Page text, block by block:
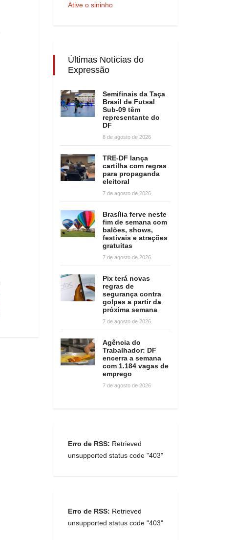
Ative o sininho
Últimas Notícias do
Expressão
Semifinais da Taça
Brasil de Futsal
Sub-09 têm
representante do
DF
8 de agosto de 2026
TRE-DF lança
cartilha com regras
para propaganda
eleitoral
7 de agosto de 2026
Brasília ferve neste
fim de semana com
balões, shows,
festivais e atrações
gratuitas
7 de agosto de 2026
Pix terá novas
regras de
segurança contra
golpes a partir da
próxima semana
7 de agosto de 2026
Agência do
Trabalhador: DF
encerra a semana
com 1.184 vagas de
emprego
7 de agosto de 2026
Erro de RSS: Retrieved
unsupported status code "403"
Erro de RSS: Retrieved
unsupported status code "403"